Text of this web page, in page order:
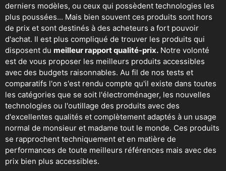
derniers modèles, ou ceux qui possèdent technologies les
plus poussées... Mais bien souvent ces produits sont hors
de prix et sont destinés à des acheteurs a fort pouvoir
d'achat. Il est plus compliqué de trouver les produits qui
disposent du meilleur rapport qualité-prix. Notre volonté
est de vous proposer les meilleurs produits accessibles
avec des budgets raisonnables. Au fil de nos tests et
comparatifs l'on s'est rendu compte qu'il existe dans toutes
les catégories que se soit l'électroménager, les nouvelles
technologies ou l'outillage des produits avec des
d'excellentes qualités et complètement adaptés à un usage
normal de monsieur et madame tout le monde. Ces produits
se rapprochent techniquement et en matière de
performances de toute meilleurs références mais avec des
prix bien plus accessibles.